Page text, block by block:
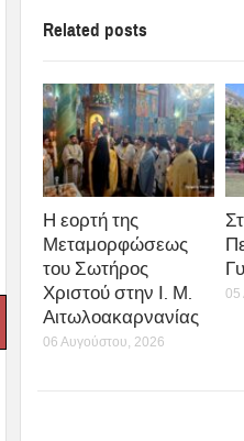
Related posts
Η εορτή της
Μεταμορφώσεως
του Σωτήρος
Χριστού στην Ι. Μ.
Αιτωλοακαρνανίας
06 Αυγούστου, 2026
05